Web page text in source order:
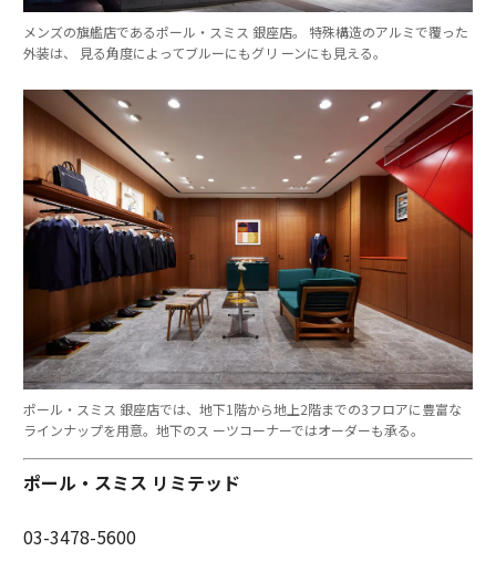
メンズの旗艦店であるポール・スミス 銀座店。 特殊構造のアルミで覆った
外装は、 見る角度によってブルーにもグリ ーンにも見える。
ポール・スミス 銀座店では、地下1階から地上2階までの3フロアに豊富な
ラインナップを用意。地下のス ーツコーナーではオーダーも承る。
ポール・スミス リミテッド
03-3478-5600